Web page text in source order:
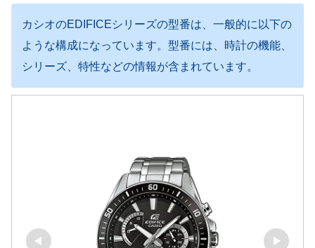
カシオのEDIFICEシリーズの型番は、一般的に以下の
ような構成になっています。型番には、時計の機能、
シリーズ、特性などの情報が含まれています。